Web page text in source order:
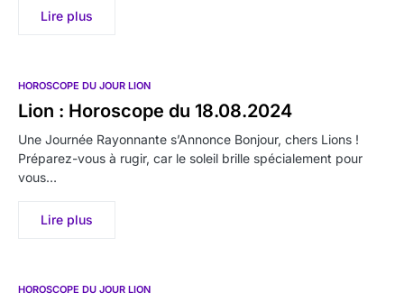
Lire plus
HOROSCOPE DU JOUR LION
Lion : Horoscope du 18.08.2024
Une Journée Rayonnante s’Annonce Bonjour, chers Lions !
Préparez-vous à rugir, car le soleil brille spécialement pour
vous…
Lire plus
HOROSCOPE DU JOUR LION